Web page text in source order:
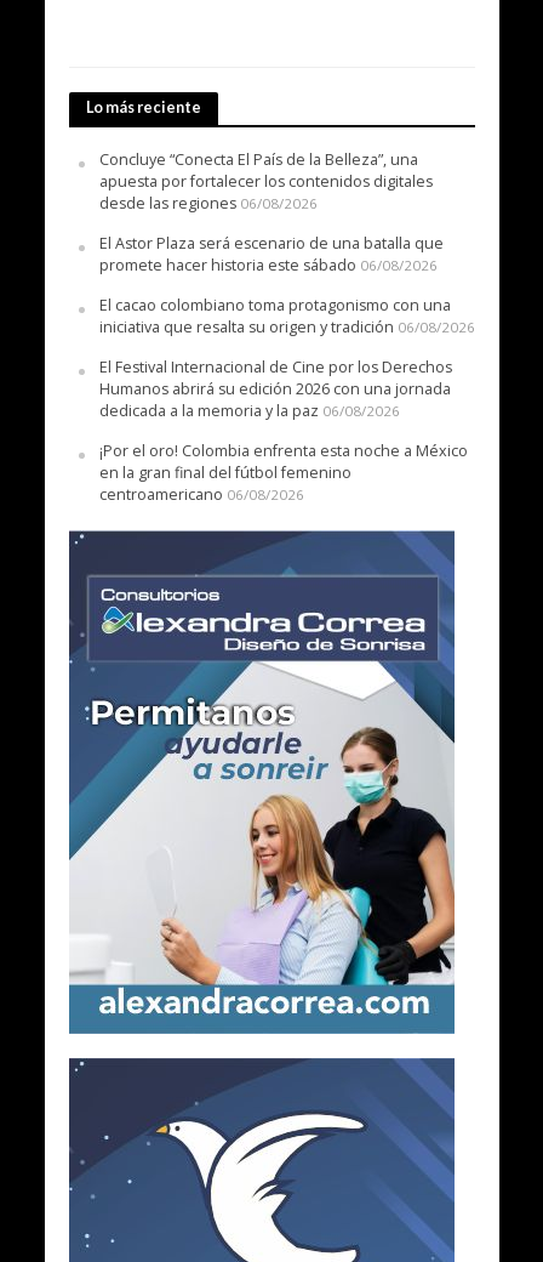
Lo más reciente
Concluye “Conecta El País de la Belleza”, una
apuesta por fortalecer los contenidos digitales
desde las regiones 06/08/2026
El Astor Plaza será escenario de una batalla que
promete hacer historia este sábado 06/08/2026
El cacao colombiano toma protagonismo con una
iniciativa que resalta su origen y tradición 06/08/2026
El Festival Internacional de Cine por los Derechos
Humanos abrirá su edición 2026 con una jornada
dedicada a la memoria y la paz 06/08/2026
¡Por el oro! Colombia enfrenta esta noche a México
en la gran final del fútbol femenino
centroamericano 06/08/2026